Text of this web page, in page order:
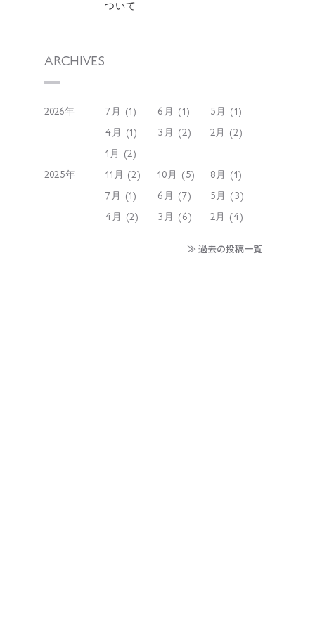
ついて
ARCHIVES
2026年 7月 (1) 6月 (1)
5月 (1)
4月 (1)
3月 (2)
2月 (2)
1月 (2)
2025年
11月 (2) 10月 (5)
8月 (1)
7月 (1)
6月 (7)
5月 (3)
4月 (2)
3月 (6) 2月 (4)
≫ 過去の投稿一覧